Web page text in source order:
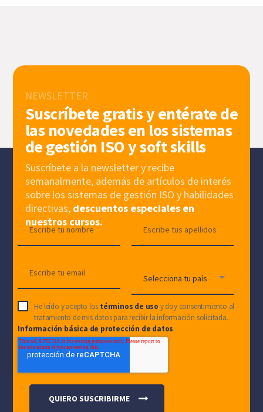
NEWSLETTER
Suscríbete gratis y entérate de
las novedades en los sistemas
de gestión ISO y soft skills
Suscríbete a la newsletter y recibe
semanalmente, además de artículos de interés
sobre los sistemas de gestión ISO y habilidades
directivas, descuentos especiales en
nuestros cursos.
He leído y acepto los términos de uso y doy consentimiento al
tratamiento de mis datos para recibir la información solicitada.
Información básica de protección de datos